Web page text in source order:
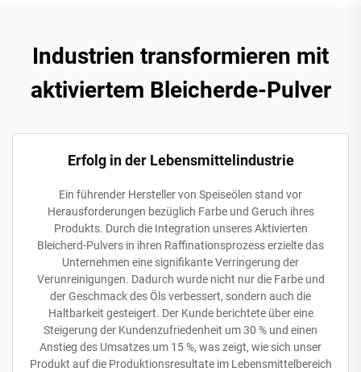
Industrien transformieren mit
aktiviertem Bleicherde-Pulver
Erfolg in der Lebensmittelindustrie
Ein führender Hersteller von Speiseölen stand vor
Herausforderungen bezüglich Farbe und Geruch ihres
Produkts. Durch die Integration unseres Aktivierten
Bleicherd-Pulvers in ihren Raffinationsprozess erzielte das
Unternehmen eine signifikante Verringerung der
Verunreinigungen. Dadurch wurde nicht nur die Farbe und
der Geschmack des Öls verbessert, sondern auch die
Haltbarkeit gesteigert. Der Kunde berichtete über eine
Steigerung der Kundenzufriedenheit um 30 % und einen
Anstieg des Umsatzes um 15 %, was zeigt, wie sich unser
Produkt auf die Produktionsresultate im Lebensmittelbereich